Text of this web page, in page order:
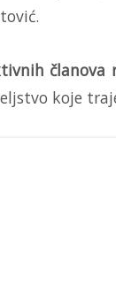
članova
koje